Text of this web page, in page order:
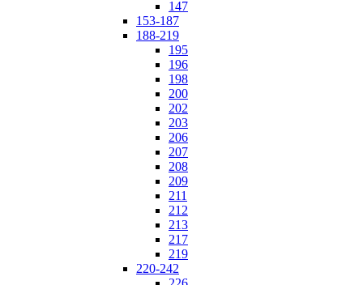
147
153-187
188-219
195
196
198
200
202
203
206
207
208
209
211
212
213
217
219
220-242